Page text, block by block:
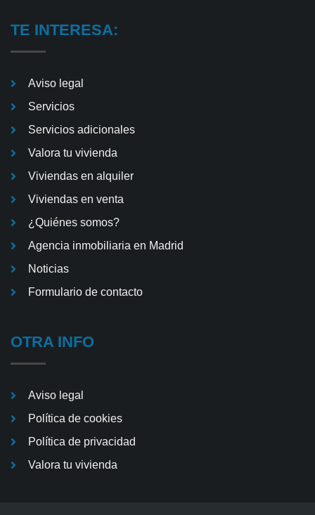
TE INTERESA:
Aviso legal
Servicios
Servicios adicionales
Valora tu vivienda
Viviendas en alquiler
Viviendas en venta
¿Quiénes somos?
Agencia inmobiliaria en Madrid
Noticias
Formulario de contacto
OTRA INFO
Aviso legal
Política de cookies
Política de privacidad
Valora tu vivienda